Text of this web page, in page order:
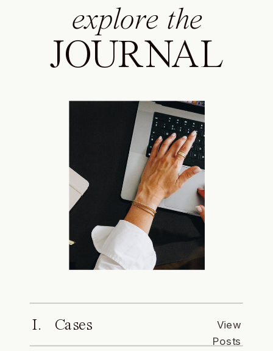
explore the
JOURNAL
I. Cases
View
Posts